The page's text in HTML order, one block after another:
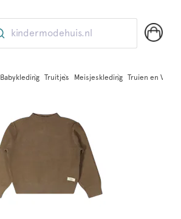
kindermodehuis.nl
Babykleding Truitjes Meisjeskleding Truien en